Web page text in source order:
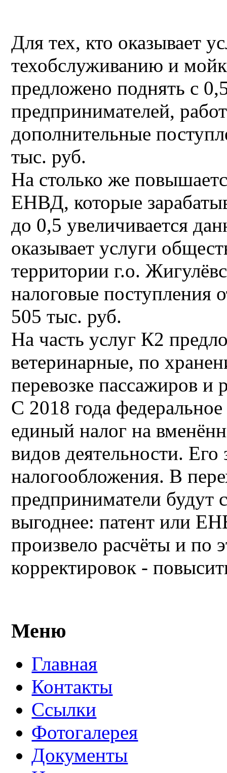
Для тех, кто оказывает
техобслуживанию и
предложено поднять с
предпринимателей,
дополнительные
тыс. руб.
На столько же
ЕНВД, которые
до 0,5 увеличивается
оказывает услуги
территории г.о.
налоговые поступления
505 тыс. руб.
На часть услуг К2
ветеринарные, по
перевозке пассажиров и
С 2018 года федеральное
единый налог на
видов деятельности. Его
налогообложения. В
предприниматели будут
выгоднее: патент или
произвело расчёты и по
корректировок -
Меню
Главная
Контакты
Ссылки
Фотогалерея
Документы